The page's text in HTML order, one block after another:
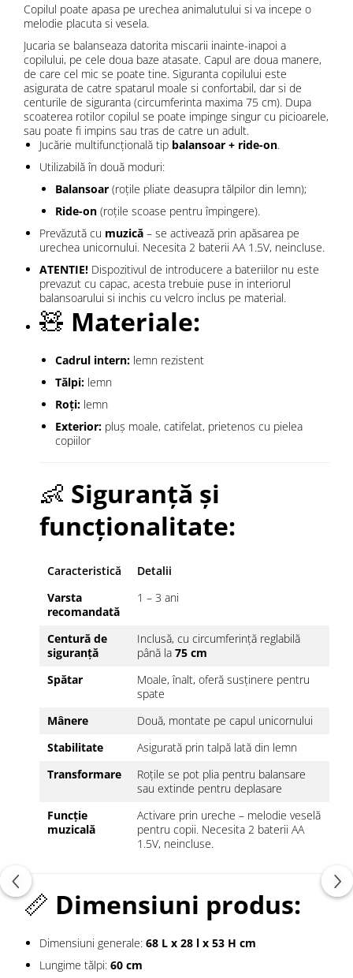
Copilul poate apasa pe urechea animalutului si va incepe o
melodie placuta si vesela.
Jucaria se balanseaza datorita miscarii inainte-inapoi a
copilului, pe cele doua baze atasate. Capul are doua manere,
de care cel mic se poate tine. Siguranta copilului este
asigurata de catre spatarul moale si confortabil, dar si de
centurile de siguranta (circumferinta maxima 75 cm). Dupa
scoaterea rotilor copilul se poate impinge singur cu picioarele,
sau poate fi impins sau tras de catre un adult.
Jucărie multifuncțională tip balansoar + ride-on.
Utilizabilă în două moduri:
Balansoar (roțile pliate deasupra tălpilor din lemn);
Ride-on (roțile scoase pentru împingere).
Prevăzută cu muzică – se activează prin apăsarea pe
urechea unicornului. Necesita 2 baterii AA 1.5V, neincluse.
ATENTIE! Dispozitivul de introducere a bateriilor nu este
prevazut cu capac, acesta trebuie puse in interiorul
balansoarului si inchis cu velcro inclus pe material.
🧸 Materiale:
Cadrul intern: lemn rezistent
Tălpi: lemn
Roți: lemn
Exterior: pluș moale, catifelat, prietenos cu pielea
copiilor
👶 Siguranță și
funcționalitate:
Caracteristică
Detalii
Varsta
recomandată
1 – 3 ani
Centură de
siguranță
Inclusă, cu circumferință reglabilă
până la 75 cm
Spătar
Moale, înalt, oferă susținere pentru
spate
Mânere
Două, montate pe capul unicornului
Stabilitate
Asigurată prin talpă lată din lemn
Transformare
Roțile se pot plia pentru balansare
sau extinde pentru deplasare
Funcție
muzicală
Activare prin ureche – melodie veselă
pentru copii. Necesita 2 baterii AA
1.5V, neincluse.
📏 Dimensiuni produs:
Dimensiuni generale: 68 L x 28 l x 53 H cm
Lungime tălpi: 60 cm